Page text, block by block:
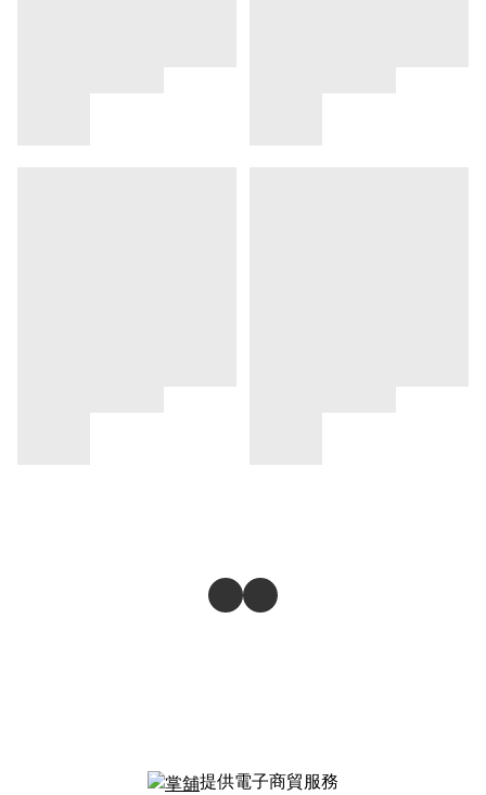
提供電子商貿服務